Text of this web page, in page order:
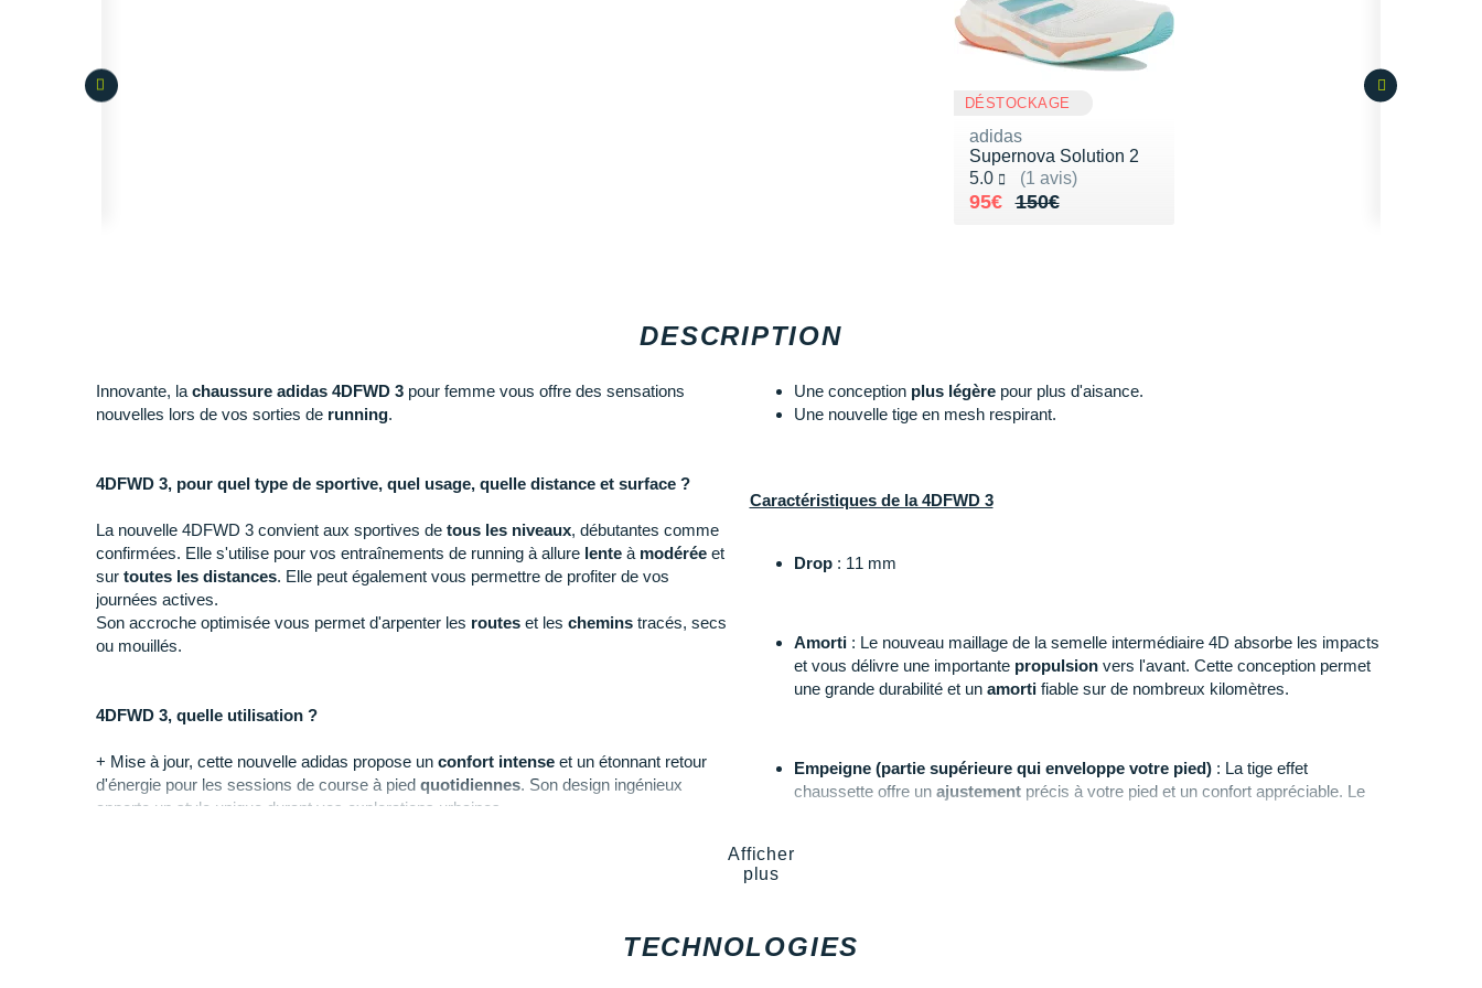
DESCRIPTION
Innovante, la chaussure adidas 4DFWD 3 pour femme vous offre des sensations
nouvelles lors de vos sorties de running.
4DFWD 3, pour quel type de sportive, quel usage, quelle distance et surface ?
La nouvelle 4DFWD 3 convient aux sportives de tous les niveaux, débutantes comme
confirmées. Elle s'utilise pour vos entraînements de running à allure lente à modérée et
sur toutes les distances. Elle peut également vous permettre de profiter de vos
journées actives.
Son accroche optimisée vous permet d'arpenter les routes et les chemins tracés, secs
ou mouillés.
4DFWD 3, quelle utilisation ?
+ Mise à jour, cette nouvelle adidas propose un confort intense et un étonnant retour
d'énergie pour les sessions de course à pied quotidiennes. Son design ingénieux
apporte un style unique durant vos explorations urbaines.
Une conception plus légèrepour plus d'aisance.
Une nouvelle tige en mesh respirant.
Caractéristiques de la 4DFWD 3
Drop: 11 mm
Amorti: Le nouveau maillage de la semelle intermédiaire 4D absorbe les impacts
et vous délivre une importante propulsionvers l'avant. Cette conception permet
une grande durabilité et un amortifiable sur de nombreux kilomètres.
Empeigne (partie supérieure qui enveloppe votre pied): La tige effet
chaussette offre un ajustementprécis à votre pied et un confort appréciable. Le
semelle extérieure est gage de
Afficher
plus
TECHNOLOGIES
DÉSTOCKAGE
adidas
Supernova Solution 2
5.0
(1 avis)
Noté 5.0 sur 5
150€
Au lieu de 150€
95€
Vendu 95€